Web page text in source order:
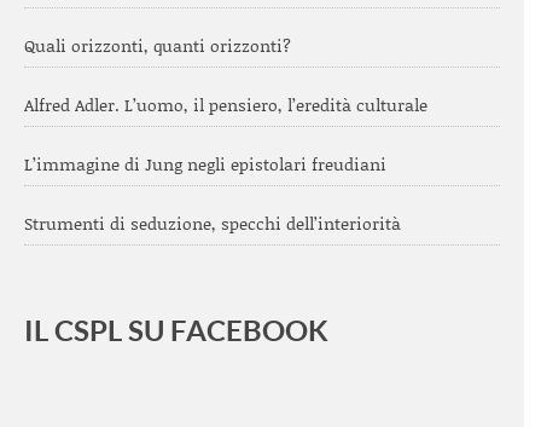
Quali orizzonti, quanti orizzonti?
Alfred Adler. L’uomo, il pensiero, l’eredità culturale
L’immagine di Jung negli epistolari freudiani
Strumenti di seduzione, specchi dell’interiorità
IL CSPL SU FACEBOOK